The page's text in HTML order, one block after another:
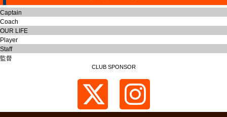
Captain
Coach
OUR LIFE
Player
Staff
監督
CLUB SPONSOR